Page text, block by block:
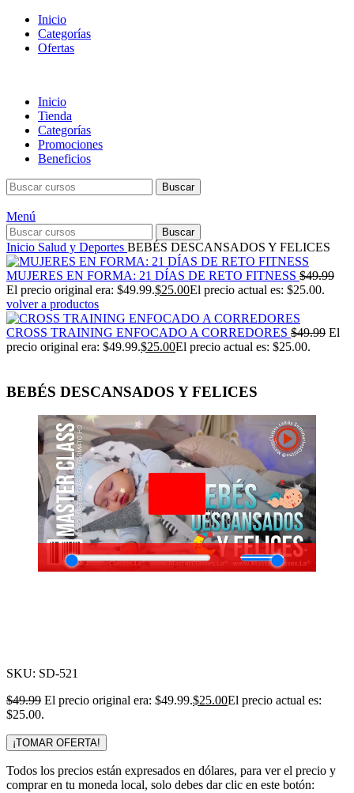
Inicio
Categorías
Ofertas
Inicio
Tienda
Categorías
Promociones
Beneficios
Buscar
Menú
Buscar
Inicio Salud y Deportes BEBÉS DESCANSADOS Y FELICES
MUJERES EN FORMA: 21 DÍAS DE RETO FITNESS $49.99
El precio original era: $49.99.$25.00El precio actual es: $25.00.
volver a productos
CROSS TRAINING ENFOCADO A CORREDORES $49.99 El
precio original era: $49.99.$25.00El precio actual es: $25.00.
BEBÉS DESCANSADOS Y FELICES
SKU: SD-521
$49.99 El precio original era: $49.99.$25.00El precio actual es:
$25.00.
¡TOMAR OFERTA!
Todos los precios están expresados en dólares, para ver el precio y
comprar en tu moneda local, solo debes dar clic en este botón: